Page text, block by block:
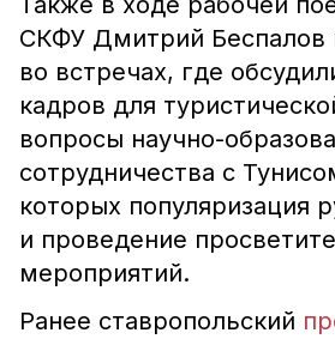
СКФУ Дмитрий Беспалов
во встречах, где
кадров для
вопросы научно-
сотрудничества с
которых популяризация
и проведение
мероприятий.
Ранее ставропольский